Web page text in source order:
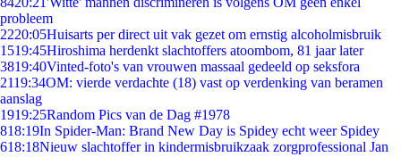
probleem
2220:05Huisarts per direct uit vak gezet om ernstig alcoholmisbruik
1519:45Hiroshima herdenkt slachtoffers atoombom, 81 jaar later
3819:40Vinted-foto's van vrouwen massaal gedeeld op seksfora
2119:34OM: vierde verdachte (18) vast op verdenking van beramen
aanslag
1919:25Random Pics van de Dag #1978
818:19In Spider-Man: Brand New Day is Spidey echt weer Spidey
618:18Nieuw slachtoffer in kindermisbruikzaak zorgprofessional Jan